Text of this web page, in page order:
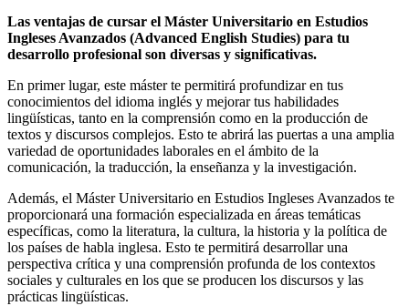
Las ventajas de cursar el Máster Universitario en Estudios
Ingleses Avanzados (Advanced English Studies) para tu
desarrollo profesional son diversas y significativas.
En primer lugar, este máster te permitirá profundizar en tus
conocimientos del idioma inglés y mejorar tus habilidades
lingüísticas, tanto en la comprensión como en la producción de
textos y discursos complejos. Esto te abrirá las puertas a una amplia
variedad de oportunidades laborales en el ámbito de la
comunicación, la traducción, la enseñanza y la investigación.
Además, el Máster Universitario en Estudios Ingleses Avanzados te
proporcionará una formación especializada en áreas temáticas
específicas, como la literatura, la cultura, la historia y la política de
los países de habla inglesa. Esto te permitirá desarrollar una
perspectiva crítica y una comprensión profunda de los contextos
sociales y culturales en los que se producen los discursos y las
prácticas lingüísticas.